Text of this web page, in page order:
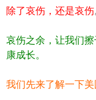
除了哀伤，还是哀伤
哀伤之余，让我们
康成长。
我们先来了解一下